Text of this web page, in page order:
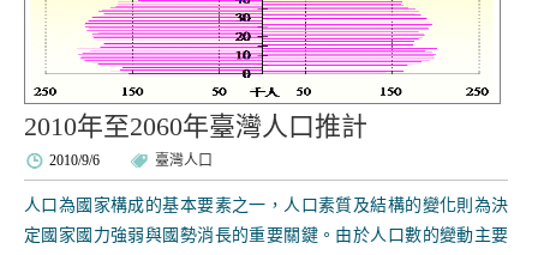
2010年至2060年臺灣人口推計
2010/9/6 臺灣人口
人口為國家構成的基本要素之一，人口素質及結構的變化則為決
定國家國力強弱與國勢消長的重要關鍵。由於人口數的變動主要